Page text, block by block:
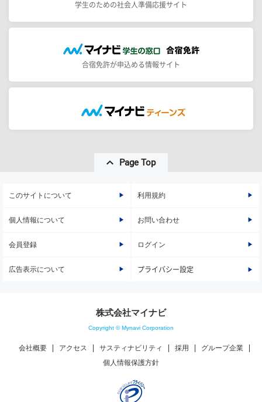
学生のための社会人準備応援サイト
合宿免許が申込める情報サイト
Page Top
このサイトについて 利用規約
個人情報について お問い合わせ
会員登録 ログイン
広告表示について プライバシー設定
株式会社マイナビ
Copyright © Mynavi Corporation
会社概要 アクセス サスティナビリティ 採用
グループ企業
個人情報保護方針